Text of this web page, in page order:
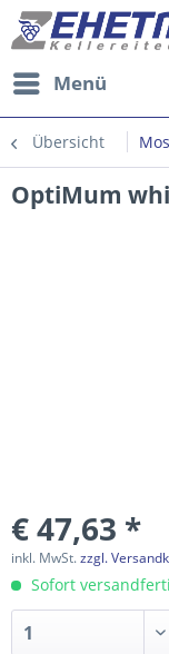
Menü
Übersicht
OptiMum
€ 47,63 *
inkl. MwSt.zzgl.
Sofort